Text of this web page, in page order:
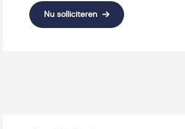
Nu solliciteren